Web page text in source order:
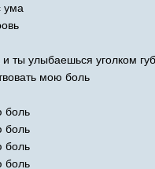
ума
ты улыбаешься уголком губ
мою боль
боль
боль
боль
боль